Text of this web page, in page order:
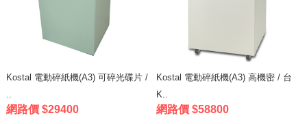
Kostal 電動碎紙機(A3) 可碎光碟片 /
..
網路價 $29400
Kostal 電動碎紙機(A3) 高機密 / 台
K..
網路價 $58800